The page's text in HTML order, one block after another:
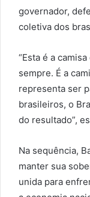
governador,
coletiva dos
“Esta é a
sempre. É a
representa ser
brasileiros, o
do resultado”,
Na sequência,
manter sua
unida para